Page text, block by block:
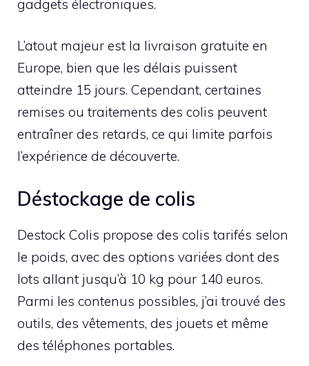
gadgets électroniques.
L’atout majeur est la livraison gratuite en
Europe, bien que les délais puissent
atteindre 15 jours. Cependant, certaines
remises ou traitements des colis peuvent
entraîner des retards, ce qui limite parfois
l’expérience de découverte.
Déstockage de colis
Destock Colis propose des colis tarifés selon
le poids, avec des options variées dont des
lots allant jusqu’à 10 kg pour 140 euros.
Parmi les contenus possibles, j’ai trouvé des
outils, des vêtements, des jouets et même
des téléphones portables.